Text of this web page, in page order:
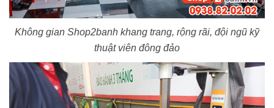
Không gian Shop2banh khang trang, rộng rãi, đội ngũ kỹ
thuật viên đông đảo